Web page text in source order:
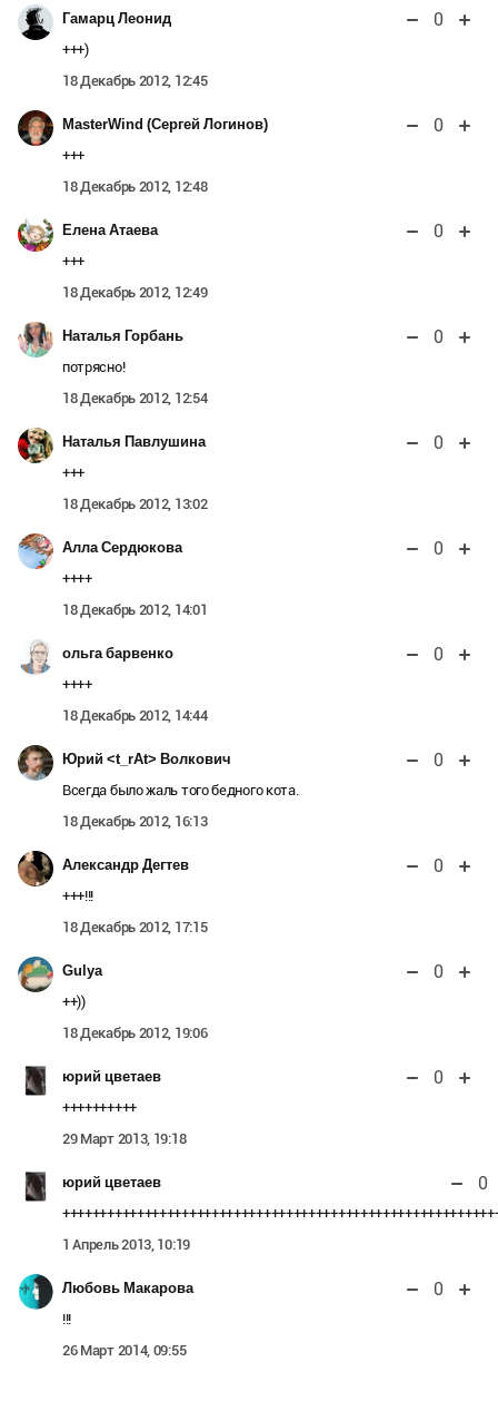
Гамарц Леонид 0
+++)
18 Декабрь 2012, 12:45
MasterWind (Сергей Логинов) 0
+++
18 Декабрь 2012, 12:48
Елена Атаева 0
+++
18 Декабрь 2012, 12:49
Наталья Горбань 0
потрясно!
18 Декабрь 2012, 12:54
Наталья Павлушина 0
+++
18 Декабрь 2012, 13:02
Алла Сердюкова 0
++++
18 Декабрь 2012, 14:01
ольга барвенко 0
++++
18 Декабрь 2012, 14:44
Юрий <t_rAt> Волкович 0
Всегда было жаль того бедного кота.
18 Декабрь 2012, 16:13
Александр Дегтев 0
+++!!!
18 Декабрь 2012, 17:15
Gulya 0
++))
18 Декабрь 2012, 19:06
юрий цветаев 0
++++++++++
29 Март 2013, 19:18
юрий цветаев 0
1 Апрель 2013, 10:19
Любовь Макарова 0
!!!
26 Март 2014, 09:55